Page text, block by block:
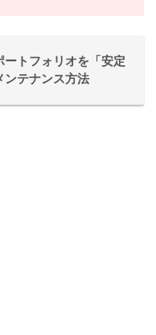
ートフォリオを「安定
ンテナンス方法